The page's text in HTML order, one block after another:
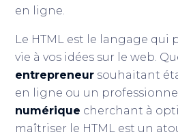
en ligne.
Le HTML est le langage qui
vie à vos idées sur le web.
entrepreneur souhaitant
en ligne ou un
numérique cherchant à
maîtriser le HTML est un